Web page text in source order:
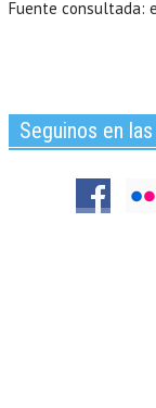
Fuente consultada:
Seguinos en